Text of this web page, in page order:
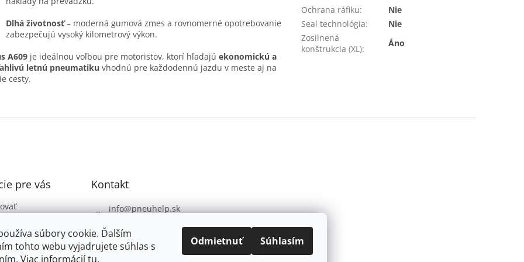
súbory cookie. Ďalším
tohto webu vyjadrujete súhlas s
Viac informáciítu.
Odmietnuť Súhlasím
Dlhá životnosť– moderná gumová zmes a rovnomerné opotrebovanie
zabezpečujú vysoký kilometrový výkon.
A609 je ideálnou voľbou pre motoristov, ktorí hľadajú ekonomickú a
letnú pneumatiku vhodnú pre každodennú jazdu v meste aj na
cesty.
Ochrana ráfiku:
Nie
Seal technológia:
Nie
Zosilnená
konštrukcia (XL):
Áno
pre vás
ochrany
Kontakt
info@pneuhelp.sk